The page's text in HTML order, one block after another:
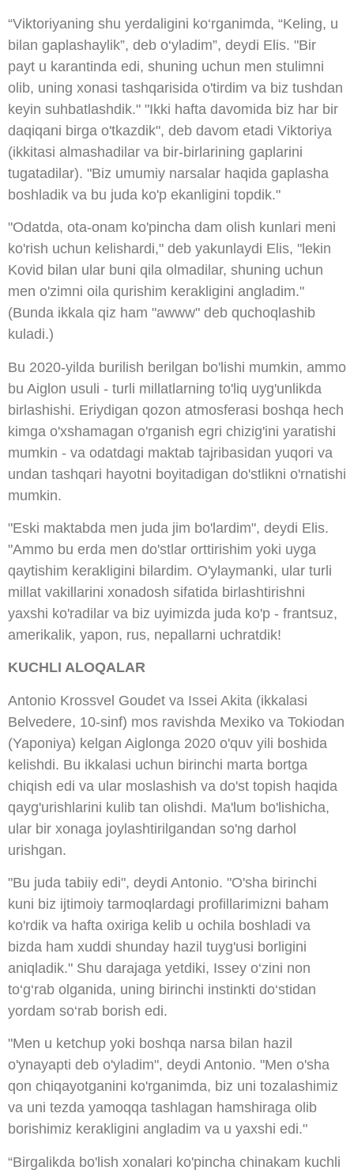
“Viktoriyaning shu yerdaligini ko‘rganimda, “Keling, u
bilan gaplashaylik”, deb o‘yladim”, deydi Elis. "Bir
payt u karantinda edi, shuning uchun men stulimni
olib, uning xonasi tashqarisida o'tirdim va biz tushdan
keyin suhbatlashdik." "Ikki hafta davomida biz har bir
daqiqani birga o'tkazdik", deb davom etadi Viktoriya
(ikkitasi almashadilar va bir-birlarining gaplarini
tugatadilar). "Biz umumiy narsalar haqida gaplasha
boshladik va bu juda ko'p ekanligini topdik."
"Odatda, ota-onam ko'pincha dam olish kunlari meni
ko'rish uchun kelishardi," deb yakunlaydi Elis, "lekin
Kovid bilan ular buni qila olmadilar, shuning uchun
men o'zimni oila qurishim kerakligini angladim."
(Bunda ikkala qiz ham "awww" deb quchoqlashib
kuladi.)
Bu 2020-yilda burilish berilgan bo'lishi mumkin, ammo
bu Aiglon usuli - turli millatlarning to'liq uyg'unlikda
birlashishi. Eriydigan qozon atmosferasi boshqa hech
kimga o'xshamagan o'rganish egri chizig'ini yaratishi
mumkin - va odatdagi maktab tajribasidan yuqori va
undan tashqari hayotni boyitadigan do'stlikni o'rnatishi
mumkin.
"Eski maktabda men juda jim bo'lardim", deydi Elis.
"Ammo bu erda men do'stlar orttirishim yoki uyga
qaytishim kerakligini bilardim. O'ylaymanki, ular turli
millat vakillarini xonadosh sifatida birlashtirishni
yaxshi ko'radilar va biz uyimizda juda ko'p - frantsuz,
amerikalik, yapon, rus, nepallarni uchratdik!
KUCHLI ALOQALAR
Antonio Krossvel Goudet va Issei Akita (ikkalasi
Belvedere, 10-sinf) mos ravishda Mexiko va Tokiodan
(Yaponiya) kelgan Aiglonga 2020 o'quv yili boshida
kelishdi. Bu ikkalasi uchun birinchi marta bortga
chiqish edi va ular moslashish va do'st topish haqida
qayg'urishlarini kulib tan olishdi. Ma'lum bo'lishicha,
ular bir xonaga joylashtirilgandan so'ng darhol
urishgan.
"Bu juda tabiiy edi", deydi Antonio. "O'sha birinchi
kuni biz ijtimoiy tarmoqlardagi profillarimizni baham
ko'rdik va hafta oxiriga kelib u ochila boshladi va
bizda ham xuddi shunday hazil tuyg'usi borligini
aniqladik." Shu darajaga yetdiki, Issey o‘zini non
to‘g‘rab olganida, uning birinchi instinkti do‘stidan
yordam so‘rab borish edi.
"Men u ketchup yoki boshqa narsa bilan hazil
o'ynayapti deb o'yladim", deydi Antonio. "Men o'sha
qon chiqayotganini ko'rganimda, biz uni tozalashimiz
va uni tezda yamoqqa tashlagan hamshiraga olib
borishimiz kerakligini angladim va u yaxshi edi."
“Birgalikda bo'lish xonalari ko'pincha chinakam kuchli